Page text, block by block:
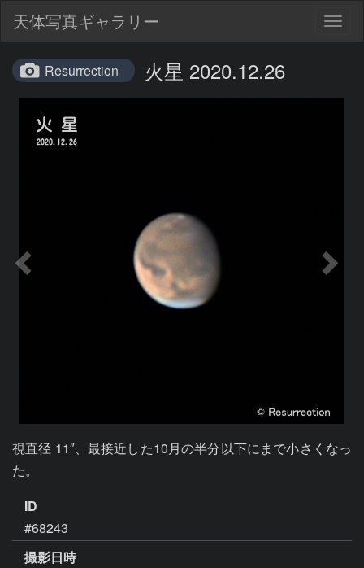
天体写真ギャラリー
Resurrection 火星 2020.12.26
視直径 11″、最接近した10月の半分以下にまで小さくなっ
た。
ID
#68243
撮影日時